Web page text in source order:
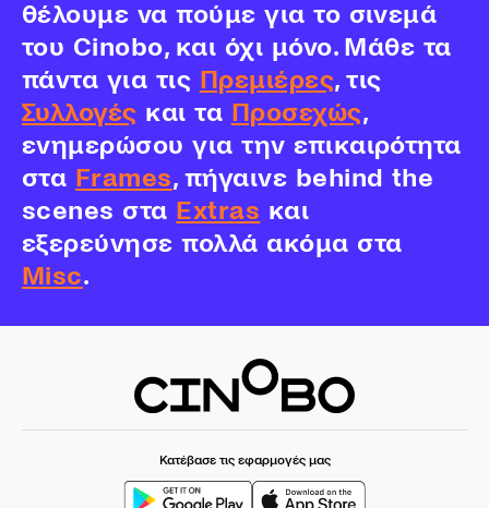
θέλουμε να πούμε για το σινεμά
του Cinobo, και όχι μόνο. Μάθε τα
πάντα για τις Πρεμιέρες, τις
Συλλογές και τα Προσεχώς,
ενημερώσου για την επικαιρότητα
στα Frames, πήγαινε behind the
scenes στα Extras και
εξερεύνησε πολλά ακόμα στα
Misc.
Κατέβασε τις εφαρμογές μας